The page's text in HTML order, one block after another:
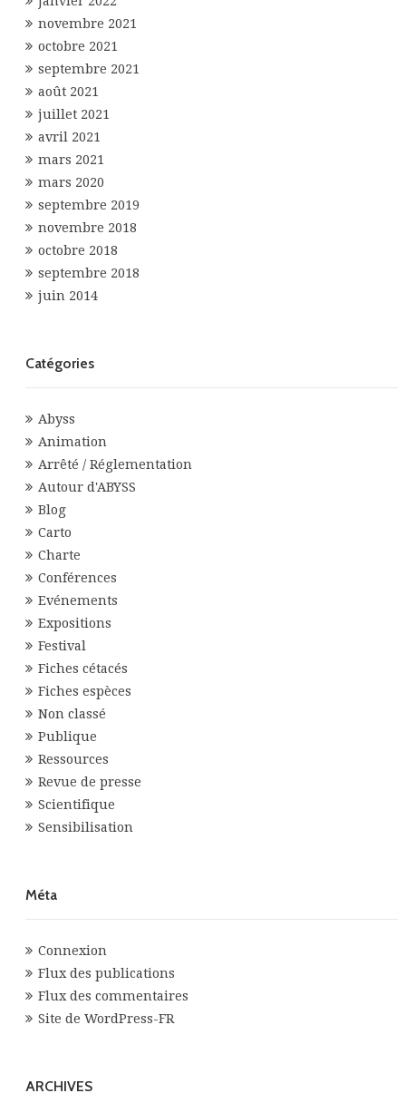
novembre 2021
octobre 2021
septembre 2021
août 2021
juillet 2021
avril 2021
mars 2021
mars 2020
septembre 2019
novembre 2018
octobre 2018
septembre 2018
juin 2014
Catégories
Abyss
Animation
Arrêté / Réglementation
Autour d'ABYSS
Blog
Carto
Charte
Conférences
Evénements
Expositions
Festival
Fiches cétacés
Fiches espèces
Non classé
Publique
Ressources
Revue de presse
Scientifique
Sensibilisation
Méta
Connexion
Flux des publications
Flux des commentaires
Site de WordPress-FR
ARCHIVES